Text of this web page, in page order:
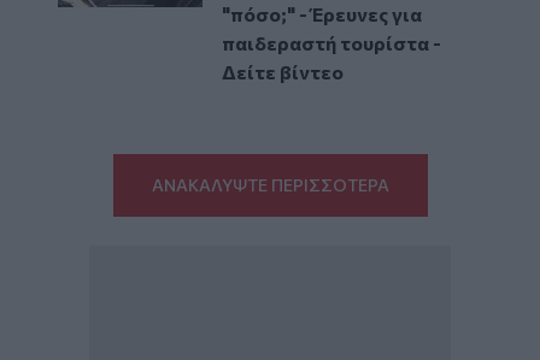
"πόσο;" - Έρευνες για
παιδεραστή τουρίστα -
Δείτε βίντεο
ΑΝΑΚΑΛΥΨΤΕ ΠΕΡΙΣΣΟΤΕΡΑ